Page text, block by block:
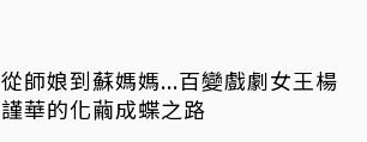
從師娘到蘇媽媽...百變戲劇女王楊
謹華的化繭成蝶之路